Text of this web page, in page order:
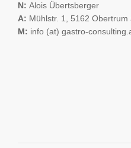
N: Alois Übertsberger
A: Mühlstr. 1, 5162 Obertrum
M: info (at) gastro-